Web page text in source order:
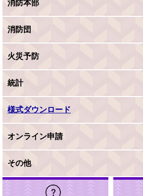
消防本部
消防団
火災予防
統計
様式ダウンロード
オンライン申請
その他